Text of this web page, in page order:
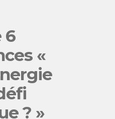
6
«
? »